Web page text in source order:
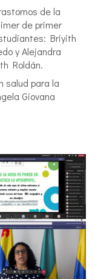
de la
de primer
Briyith
y Alejandra
Roldán.
salud para la
Giovana